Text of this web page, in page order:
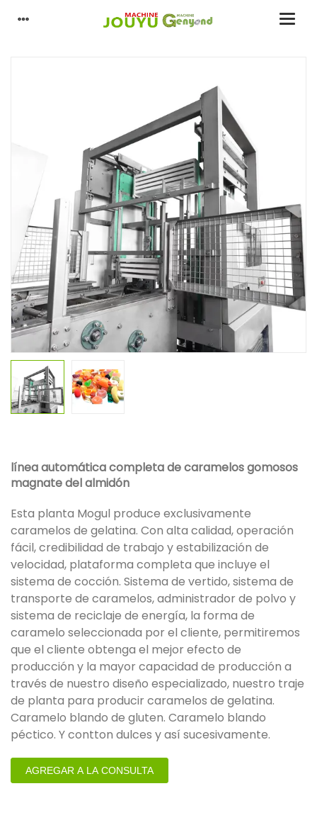
línea automática completa de caramelos gomosos
magnate del almidón
Esta planta Mogul produce exclusivamente
caramelos de gelatina. Con alta calidad, operación
fácil, credibilidad de trabajo y estabilización de
velocidad, plataforma completa que incluye el
sistema de cocción. Sistema de vertido, sistema de
transporte de caramelos, administrador de polvo y
sistema de reciclaje de energía, la forma de
caramelo seleccionada por el cliente, permitiremos
que el cliente obtenga el mejor efecto de
producción y la mayor capacidad de producción a
través de nuestro diseño especializado, nuestro traje
de planta para producir caramelos de gelatina.
Caramelo blando de gluten. Caramelo blando
péctico. Y contton dulces y así sucesivamente.
AGREGAR A LA CONSULTA